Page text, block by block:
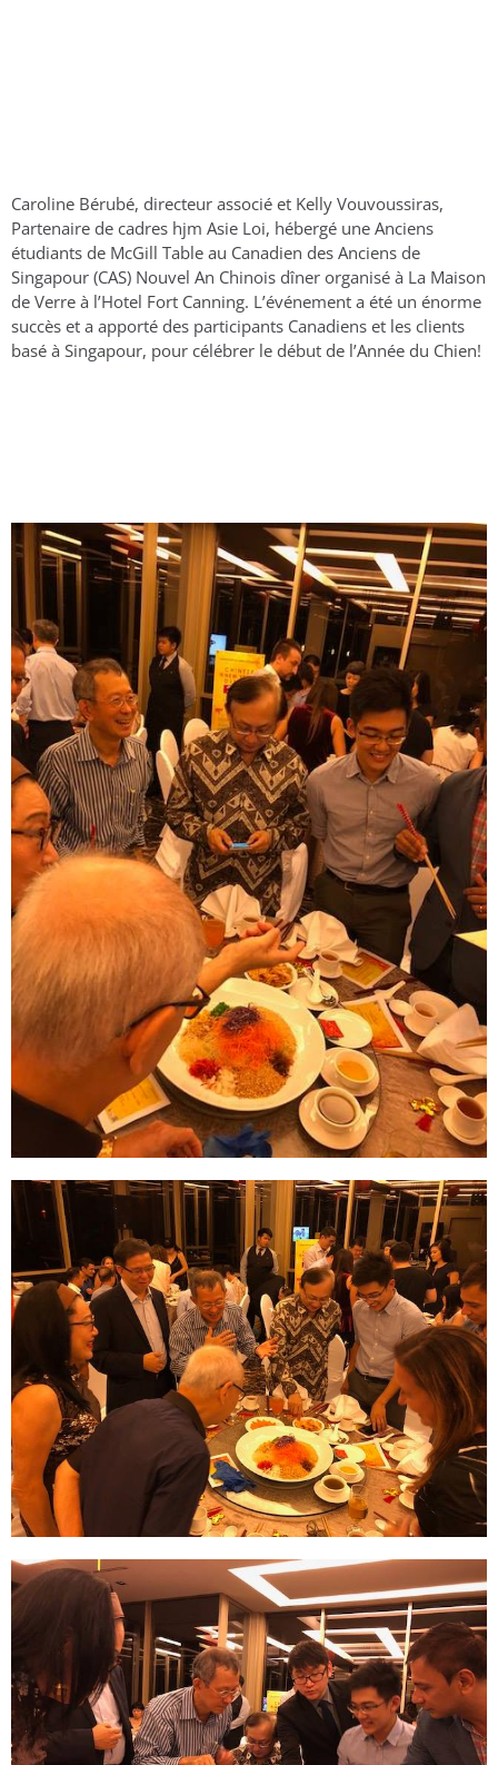
Caroline Bérubé, directeur associé et Kelly Vouvoussiras,
Partenaire de cadres hjm Asie Loi, hébergé une Anciens
étudiants de McGill Table au Canadien des Anciens de
Singapour (CAS) Nouvel An Chinois dîner organisé à La Maison
de Verre à l’Hotel Fort Canning. L’événement a été un énorme
succès et a apporté des participants Canadiens et les clients
basé à Singapour, pour célébrer le début de l’Année du Chien!